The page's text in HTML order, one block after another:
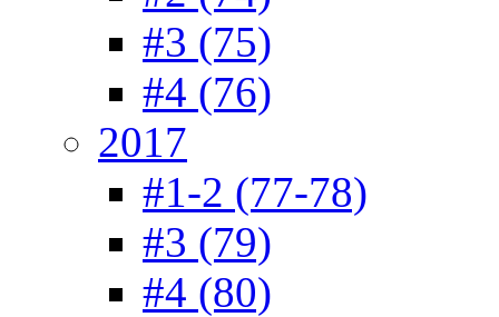
#3 (75)
#4 (76)
2017
#1-2 (77-78)
#3 (79)
#4 (80)